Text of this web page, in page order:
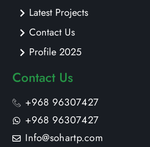
Latest Projects
Contact Us
Profile 2025
Contact Us
+968 96307427
+968 96307427
Info@sohartp.com